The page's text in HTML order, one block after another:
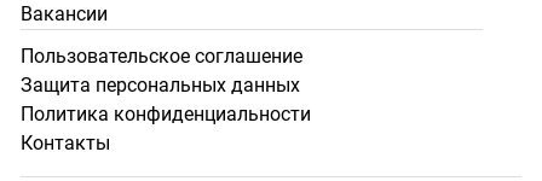
Вакансии
Пользовательское соглашение
Защита персональных данных
Политика конфиденциальности
Контакты